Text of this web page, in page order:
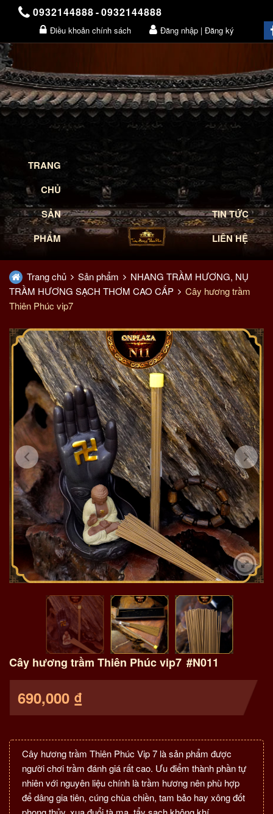
0932144888-0932144888
Điều khoản chính sách
Đăng nhập | Đăng ký
TRANG
CHỦ
SẢN
PHẨM
TIN TỨC
LIÊN HỆ
Trang chủ Sản phẩm
NHANG TRẦM HƯƠNG, NỤ
TRẦM HƯƠNG SẠCH THƠM CAO CẤP
Cây hương trầm
Thiên Phúc vip7
Cây hương trầm Thiên Phúc vip7 #N011
690,000 ₫
Cây hương trầm Thiên Phúc Vip 7 là sản phẩm được
người chơi trầm đánh giá rất cao. Ưu điểm thành phần tự
nhiên với nguyên liệu chính là trầm hương nên phù hợp
để dâng gia tiên, cúng chùa chiền, tam bảo hay xông đốt